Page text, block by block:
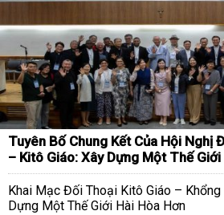
Tuyên Bố Chung Kết Của Hội Nghị
– Kitô Giáo: Xây Dựng Một Thế
Khai Mạc Đối Thoại Kitô Giáo – Khổng
Dựng Một Thế Giới Hài Hòa Hơn